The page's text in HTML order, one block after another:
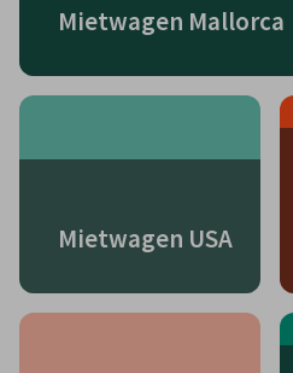
Mietwagen Mallorca
Mietwagen USA